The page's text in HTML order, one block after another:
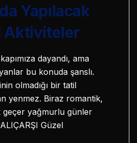
Yapılacak
Aktiviteler
dayandı, ama
bu konuda şanslı.
olmadığı bir tatil
yenmez. Biraz romantik,
geçer yağmurlu günler
Güzel